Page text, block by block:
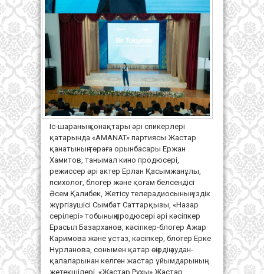
Іс-шараның қонақтары әрі спикерлері
қатарында «AMANAT» партиясы Жастар
қанатының төраға орынбасары Ержан
Хамитов, танымал кино продюсері,
режиссер әрі актер Ерлан Қасымжанұлы,
психолог, блогер және қоғам белсендісі
Әсем Қалибек, Жетісу телерадиосының үздік
жүргізушісі Сымбат Саттарқызы, «Назар
серілері» тобының продюсері әрі кәсіпкер
Ерасыл Базарханов, кәсіпкер-блогер Ажар
Каримова және ұстаз, кәсіпкер, блогер Ерке
Нұрланова, сонымен қатар өңірдің аудан-
қалаларынан келген жастар ұйымдарының
жетекшілері, «Жастар Рухы» Жастар